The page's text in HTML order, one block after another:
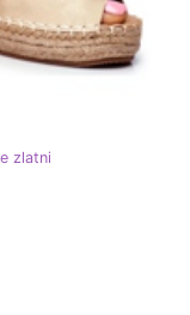
zlatni